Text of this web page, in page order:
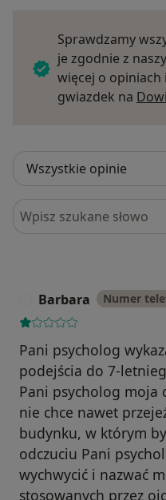
Sprawdzamy
je zgodnie z
więcej o opiniach
gwiazdek na
Szukaj w opiniach
Barbara Numer
Pani psycholog
podejścia do 7-
Pani psycholog moja
nie chce nawet
budynku, w którym
odczuciu Pani
wychwycić i nazwać
stosowanych przez